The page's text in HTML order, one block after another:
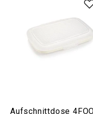
Aufschnittdose